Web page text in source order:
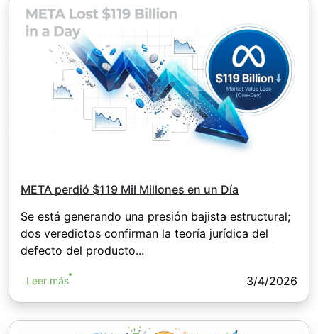
META perdió $119 Mil Millones en un Día
Se está generando una presión bajista estructural;
dos veredictos confirman la teoría jurídica del
defecto del producto...
Leer más 3/4/2026